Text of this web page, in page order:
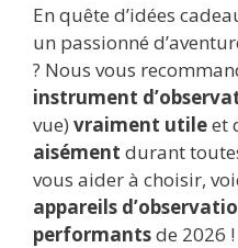
En quête d’idées
un passionné
? Nous vous
instrument
vue) vraiment utileet
aisément durant
vous aider à choisir,
appareils
performantsde 2026 !